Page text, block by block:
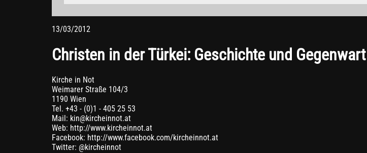
13/03/2012
Christen in der Türkei: Geschichte und
Kirche in Not
Weimarer Straße 104/3
1190 Wien
Tel. +43 - (0)1 - 405 25 53
Mail: kin@kircheinnot.at
Web: http://www.kircheinnot.at
Facebook: http://www.facebook.com/kircheinnot.at
Twitter: @kircheinnot